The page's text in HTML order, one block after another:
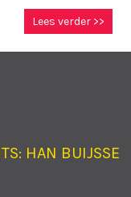
Lees verder >>
HAN BUIJSSE